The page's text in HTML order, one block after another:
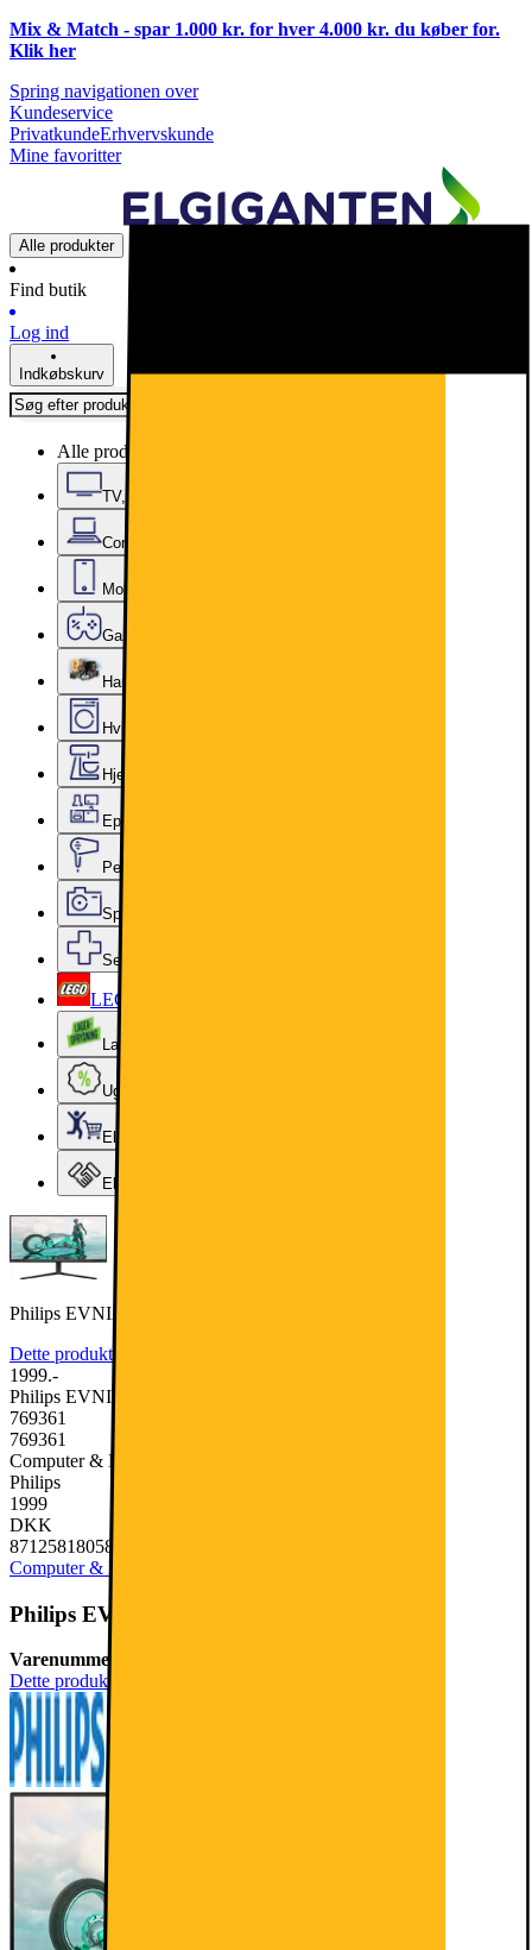
Mix & Match - spar 1.000 kr. for hver 4.000 kr. du køber for.
Klik her
Spring navigationen over
Kundeservice
PrivatkundeErhvervskunde
Mine favoritter
Alle produkter
Find butik
Log ind
Indkøbskurv
Alle produkter
TV, Lyd & Smart Home
Computer & Kontor
Mobil, Tablet & Smartwatch
Gaming
Hardware
Hvidevarer
Hjem, Rengøring & Køkkenudstyr
Epoq køkken & bryggers
Personlig pleje, Skønhed & Velvære
Sport, Fritid & Hobby
Services & tilbehør
LEGO
Lageroprydning
Ugens tilbud - og andre gode priser
Elgigantens Kundeklub
Elgiganten Erhverv
Philips EVNIA 27M2N3200A 27" gaming-skærm
Dette produkt er blevet bedømt til 4.3 ud af 5 stjerner.
1999.-
Philips EVNIA 27M2N3200A 27" gaming-skærm
769361
769361
Computer & Kontor, Skærme & Tilbehør, Monitor
Philips
1999
DKK
8712581805852
Computer & Kontor
Philips EVNIA 27M2N3200A 27" gaming-skærm
Varenummer:
Dette produkt er blevet bedømt til 4.3 ud af 5 stjerner.